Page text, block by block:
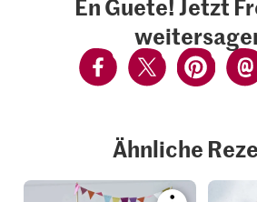
Ähnliche